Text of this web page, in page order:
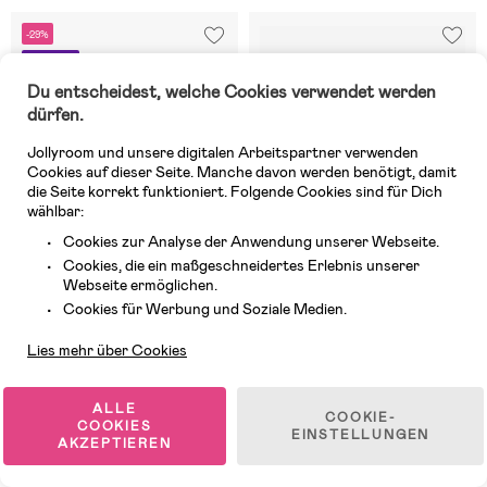
-29%
Du entscheidest, welche Cookies verwendet werden
dürfen.
Jollyroom und unsere digitalen Arbeitspartner verwenden
Cookies auf dieser Seite. Manche davon werden benötigt, damit
die Seite korrekt funktioniert. Folgende Cookies sind für Dich
wählbar:
Cookies zur Analyse der Anwendung unserer Webseite.
Cookies, die ein maßgeschneidertes Erlebnis unserer
Webseite ermöglichen.
Cookies für Werbung und Soziale Medien.
Lies mehr über Cookies
ALLE
COOKIES
AKZEPTIEREN
COOKIE-
EINSTELLUNGEN